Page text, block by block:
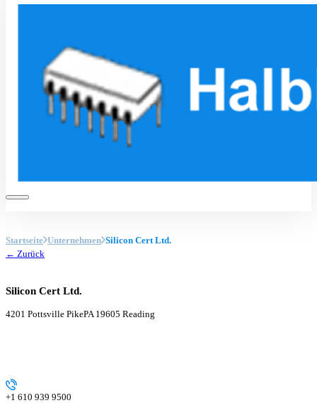
Startseite Unternehmen Silicon Cert Ltd.
← Zurück
Silicon Cert Ltd.
4201 Pottsville PikePA 19605 Reading
+1 610 939 9500